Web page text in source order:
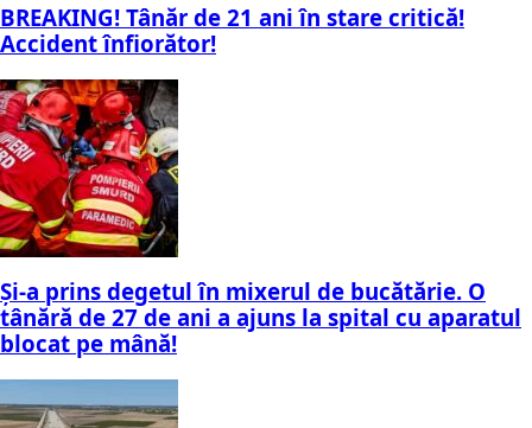
BREAKING! Tânăr de 21 ani în stare critică!
Accident înfiorător!
Și-a prins degetul în mixerul de bucătărie. O
tânără de 27 de ani a ajuns la spital cu aparatul
blocat pe mână!